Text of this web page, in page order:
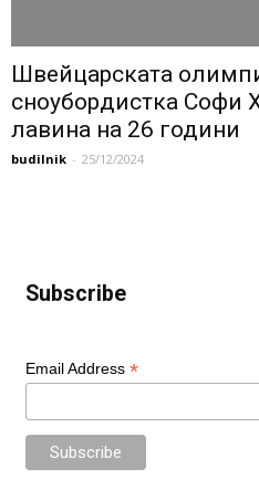
Швейцарската
сноубордистка Софи
лавина на 26 години
budilnik - 25/12/2024
Subscribe
Email Address *